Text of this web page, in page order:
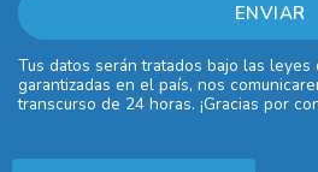
Tus datos serán tratados bajo las
garantizadas en el país, nos
transcurso de 24 horas. ¡Gracias por